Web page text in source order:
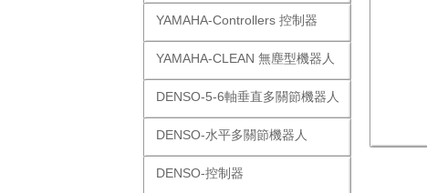
YAMAHA-Controllers 控制器
YAMAHA-CLEAN 無塵型機器人
DENSO-5-6軸垂直多關節機器人
DENSO-水平多關節機器人
DENSO-控制器